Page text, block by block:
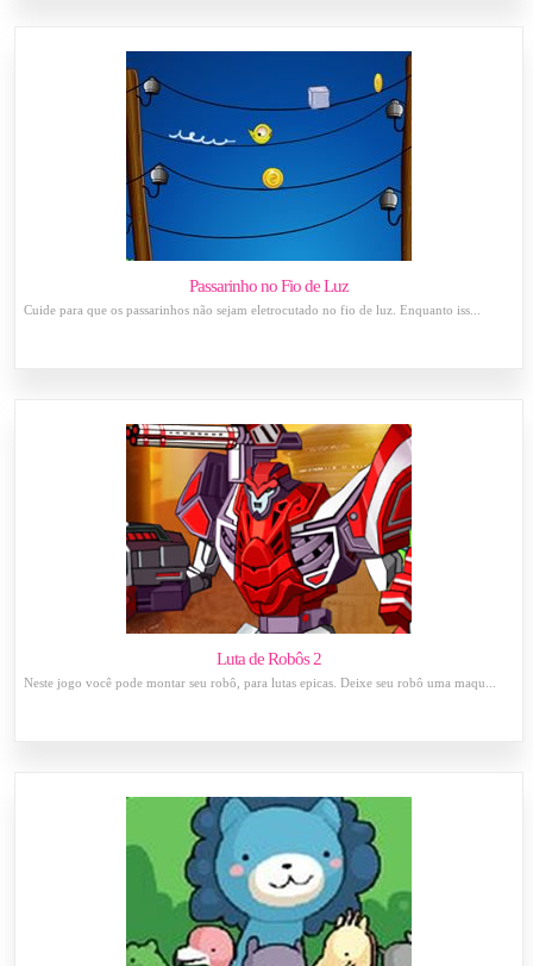
Passarinho no Fio de Luz
Cuide para que os passarinhos não sejam eletrocutado no fio de luz. Enquanto iss...
Luta de Robôs 2
Neste jogo você pode montar seu robô, para lutas epicas. Deixe seu robô uma maqu...